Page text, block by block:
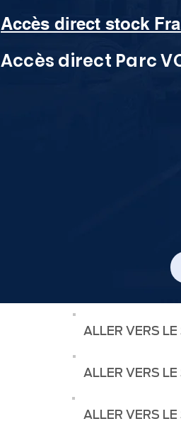
Accès direct Parc
Accès direct stock
ALLER VERS
ALLER VERS
ALLER VERS